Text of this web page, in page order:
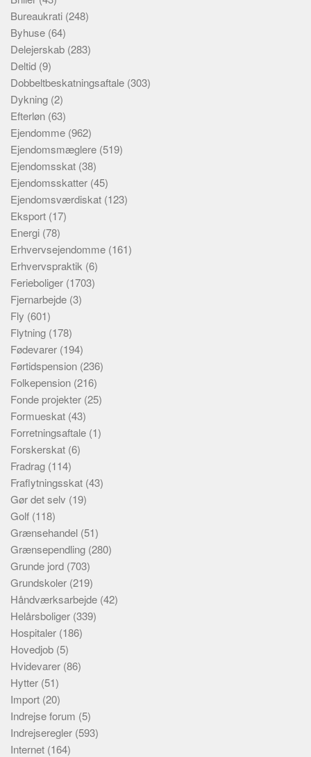
Bureaukrati (248)
Byhuse (64)
Delejerskab (283)
Deltid (9)
Dobbeltbeskatningsaftale (303)
Dykning (2)
Efterløn (63)
Ejendomme (962)
Ejendomsmæglere (519)
Ejendomsskat (38)
Ejendomsskatter (45)
Ejendomsværdiskat (123)
Eksport (17)
Energi (78)
Erhvervsejendomme (161)
Erhvervspraktik (6)
Ferieboliger (1703)
Fjernarbejde (3)
Fly (601)
Flytning (178)
Fødevarer (194)
Førtidspension (236)
Folkepension (216)
Fonde projekter (25)
Formueskat (43)
Forretningsaftale (1)
Forskerskat (6)
Fradrag (114)
Fraflytningsskat (43)
Gør det selv (19)
Golf (118)
Grænsehandel (51)
Grænsependling (280)
Grunde jord (703)
Grundskoler (219)
Håndværksarbejde (42)
Helårsboliger (339)
Hospitaler (186)
Hovedjob (5)
Hvidevarer (86)
Hytter (51)
Import (20)
Indrejse forum (5)
Indrejseregler (593)
Internet (164)